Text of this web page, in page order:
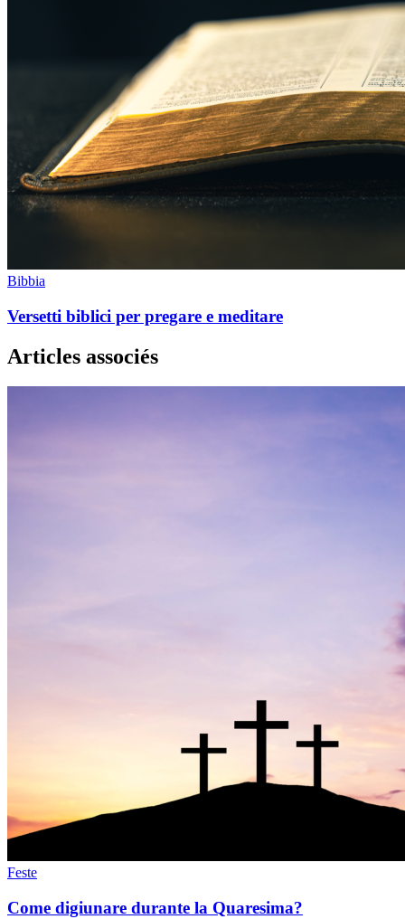
Bibbia
Versetti biblici per pregare e meditare
Articles associés
Feste
Come digiunare durante la Quaresima?